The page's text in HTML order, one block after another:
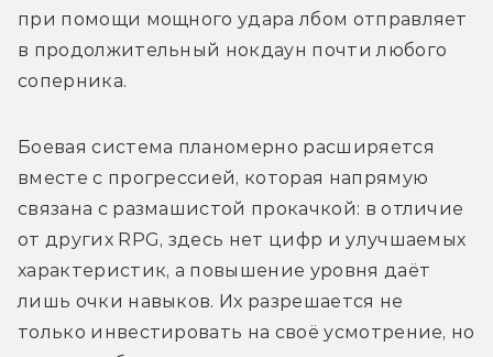
при помощи мощного удара лбом отправляет
в продолжительный нокдаун почти любого
соперника.
Боевая система планомерно расширяется
вместе с прогрессией, которая напрямую
связана с размашистой прокачкой: в отличие
от других RPG, здесь нет цифр и улучшаемых
характеристик, а повышение уровня даёт
лишь очки навыков. Их разрешается не
только инвестировать на своё усмотрение, но